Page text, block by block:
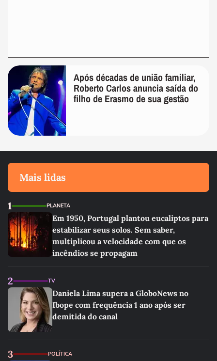
Após décadas de união familiar,
Roberto Carlos anuncia saída do
filho de Erasmo de sua gestão
Mais lidas
1 PLANETA
Em 1950, Portugal plantou eucaliptos para
estabilizar seus solos. Sem saber,
multiplicou a velocidade com que os
incêndios se propagam
2 TV
Daniela Lima supera a GloboNews no
Ibope com frequência 1 ano após ser
demitida do canal
3 POLÍTICA